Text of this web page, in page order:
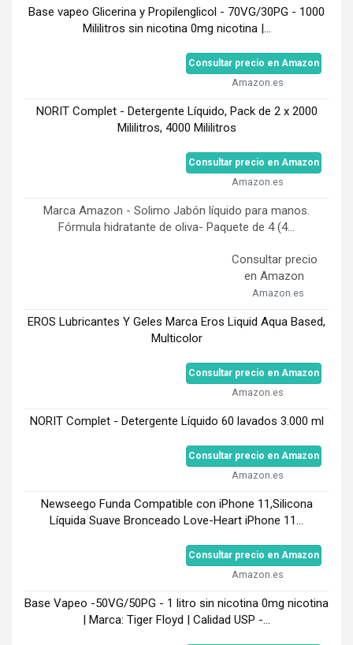
Base vapeo Glicerina y Propilenglicol - 70VG/30PG - 1000
Mililitros sin nicotina 0mg nicotina |...
Consultar precio en Amazon
Amazon.es
NORIT Complet - Detergente Líquido, Pack de 2 x 2000
Mililitros, 4000 Mililitros
Consultar precio en Amazon
Amazon.es
Marca Amazon - Solimo Jabón líquido para manos.
Fórmula hidratante de oliva- Paquete de 4 (4...
Consultar precio
en Amazon
Amazon.es
EROS Lubricantes Y Geles Marca Eros Liquid Aqua Based,
Multicolor
Consultar precio en Amazon
Amazon.es
NORIT Complet - Detergente Líquido 60 lavados 3.000 ml
Consultar precio en Amazon
Amazon.es
Newseego Funda Compatible con iPhone 11,Silicona
Líquida Suave Bronceado Love-Heart iPhone 11...
Consultar precio en Amazon
Amazon.es
Base Vapeo -50VG/50PG - 1 litro sin nicotina 0mg nicotina
| Marca: Tiger Floyd | Calidad USP -...